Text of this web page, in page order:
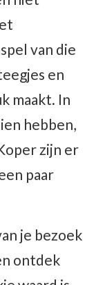
van die
en
maakt. In
hebben,
zijn er
paar
je bezoek
ontdek